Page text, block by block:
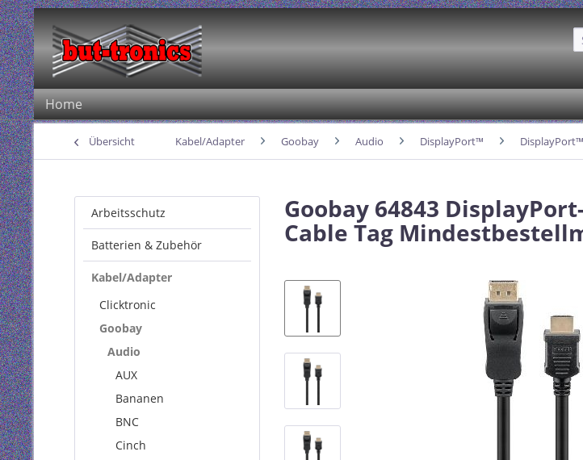
Home
Übersicht Kabel/Adapter Goobay Audio DisplayPort™
Arbeitsschutz
Batterien & Zubehör
Kabel/Adapter
Clicktronic
Goobay
Audio
AUX
Bananen
BNC
Cinch
Goobay 64843
Cable Tag